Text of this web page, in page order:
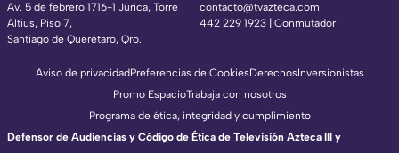
Av. 5 de febrero 1716-1 Júrica, Torre
Altius, Piso 7,
Santiago de Querétaro, Qro.
contacto@tvazteca.com
442 229 1923 | Conmutador
Aviso de privacidadPreferencias de CookiesDerechosInversionistas
Promo EspacioTrabaja con nosotros
Programa de ética, integridad y cumplimiento
Defensor de Audiencias y Código de Ética de Televisión Azteca III y